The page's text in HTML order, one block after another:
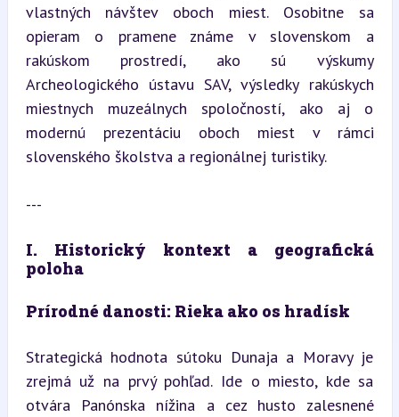
vlastných návštev oboch miest. Osobitne sa
opieram o pramene známe v slovenskom a
rakúskom prostredí, ako sú výskumy
Archeologického ústavu SAV, výsledky rakúskych
miestnych muzeálnych spoločností, ako aj o
modernú prezentáciu oboch miest v rámci
slovenského školstva a regionálnej turistiky.
---
I. Historický kontext a geografická
poloha
Prírodné danosti: Rieka ako os hradísk
Strategická hodnota sútoku Dunaja a Moravy je
zrejmá už na prvý pohľad. Ide o miesto, kde sa
otvára Panónska nížina a cez husto zalesnené